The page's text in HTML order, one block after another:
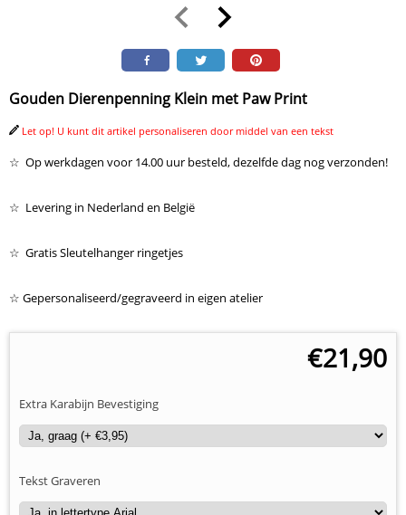
Gouden Dierenpenning Klein met Paw Print
Let op! U kunt dit artikel personaliseren door middel van een tekst
☆ Op werkdagen voor 14.00 uur besteld, dezelfde dag nog verzonden!
☆ Levering in Nederland en België
☆ Gratis Sleutelhanger ringetjes
☆ Gepersonaliseerd/gegraveerd in eigen atelier
€21,90
Extra Karabijn Bevestiging
Tekst Graveren